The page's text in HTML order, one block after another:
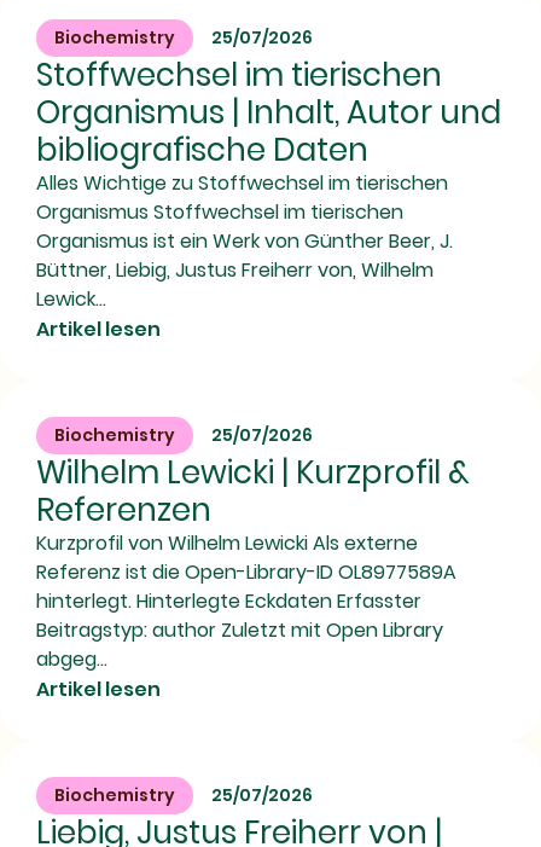
Biochemistry 25/07/2026
Stoffwechsel im tierischen
Organismus | Inhalt, Autor und
bibliografische Daten
Alles Wichtige zu Stoffwechsel im tierischen
Organismus Stoffwechsel im tierischen
Organismus ist ein Werk von Günther Beer, J.
Büttner, Liebig, Justus Freiherr von, Wilhelm
Lewick...
Artikel lesen
Biochemistry 25/07/2026
Wilhelm Lewicki | Kurzprofil &
Referenzen
Kurzprofil von Wilhelm Lewicki Als externe
Referenz ist die Open-Library-ID OL8977589A
hinterlegt. Hinterlegte Eckdaten Erfasster
Beitragstyp: author Zuletzt mit Open Library
abgeg...
Artikel lesen
Biochemistry 25/07/2026
Liebig, Justus Freiherr von |